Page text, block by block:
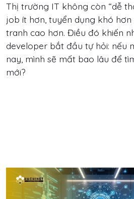
Thị trường IT không còn “dễ
job ít hơn, tuyển dụng khó hơn
tranh cao hơn. Điều đó khiến
developer bắt đầu tự hỏi: nếu
nay, mình sẽ mất bao lâu để
mới?